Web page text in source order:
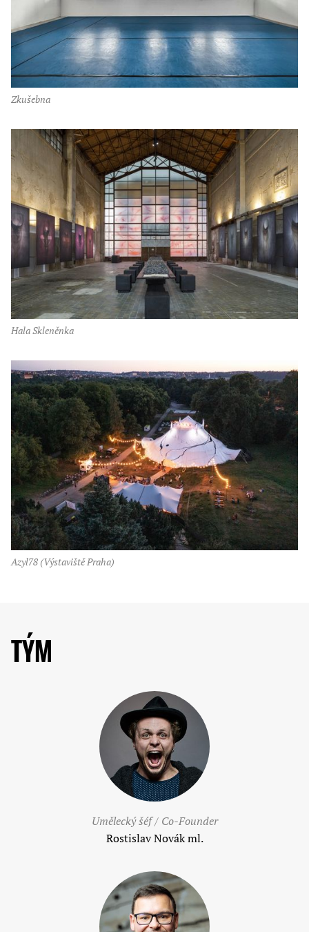
zkušebna
hala Skleněnka
Azyl78 (Výstaviště Praha)
TÝM
Umělecký šéf / Co-Founder
Rostislav Novák ml.